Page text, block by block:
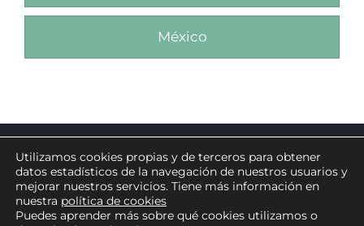
México
©
Avenida de Europa, 6. Parque Empresarial El
Limón · 41928 Palomares del Río – Sevilla, SPAIN
Aviso legal|Política de privacidad|Condiciones de uso
Política de cookies
Utilizamos cookies propias y de terceros para obtener
datos estadísticos de la navegación de nuestros usuarios y
mejorar nuestros servicios. Tiene más información en
nuestra política de cookies
Puedes aprender más sobre qué cookies utilizamos o